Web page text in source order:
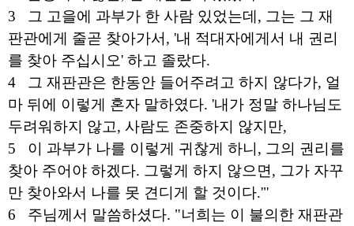
3
그 고을에 과부가 한 사람 있었는데, 그는 그 재
판관에게 줄곧 찾아가서, '내 적대자에게서 내 권리
를 찾아 주십시오' 하고 졸랐다.
4
그 재판관은 한동안 들어주려고 하지 않다가, 얼
마 뒤에 이렇게 혼자 말하였다. '내가 정말 하나님도
두려워하지 않고, 사람도 존중하지 않지만,
5 이 과부가 나를 이렇게 귀찮게 하니, 그의 권리를
찾아 주어야 하겠다. 그렇게 하지 않으면, 그가 자꾸
만 찾아와서 나를 못 견디게 할 것이다.'"
6 주님께서 말씀하셨다. "너희는 이 불의한 재판관